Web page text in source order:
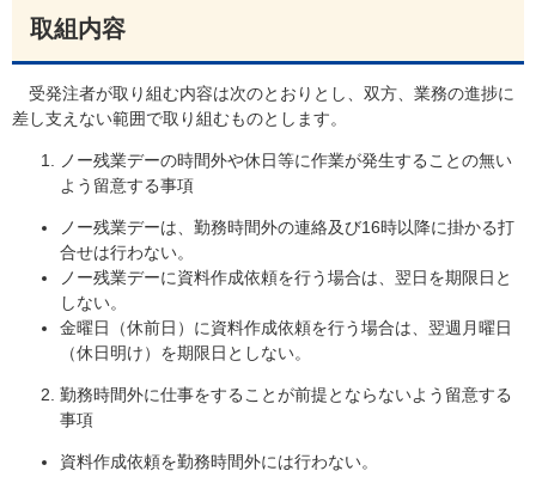
取組内容
受発注者が取り組む内容は次のとおりとし、双方、業務の進捗に
差し支えない範囲で取り組むものとします。
ノー残業デーの時間外や休日等に作業が発生することの無い
よう留意する事項
ノー残業デーは、勤務時間外の連絡及び16時以降に掛かる打
合せは行わない。
ノー残業デーに資料作成依頼を行う場合は、翌日を期限日と
しない。
金曜日（休前日）に資料作成依頼を行う場合は、翌週月曜日
（休日明け）を期限日としない。
勤務時間外に仕事をすることが前提とならないよう留意する
事項
資料作成依頼を勤務時間外には行わない。